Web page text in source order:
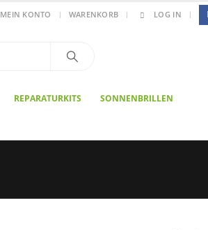
MEIN KONTO WARENKORB LOG IN |
REPARATURKITS SONNENBRILLEN